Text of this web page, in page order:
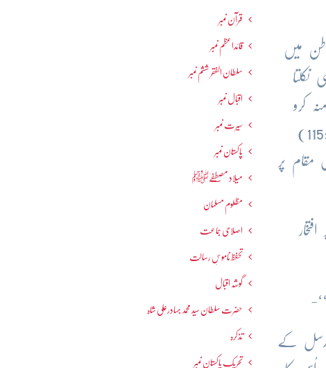
میں
کرو
گے وہی اللہ کی طرف منہ کرو گے-بے شک اللہ بڑی وسعت والا، بہت علم والا ہے‘‘-(پارہ:1، البقرۃ:115)
پر
رسل کے
قرآن نمبر
قائداعظم نمبر
سلطان الفقر ششم نمبر
اقبال نمبر
سیرت نمبر
پاکستان نمبر
میلاد مصطفےٰﷺ
مظلوم مسلمان
اصلاحی جماعت
تحفظ ناموسِ رسالت
گوشہ اقبال
حضرت سلطان سید محمد بہادرعلی شاہ
تذکرہ
تحریکِ پاکستان نمبر